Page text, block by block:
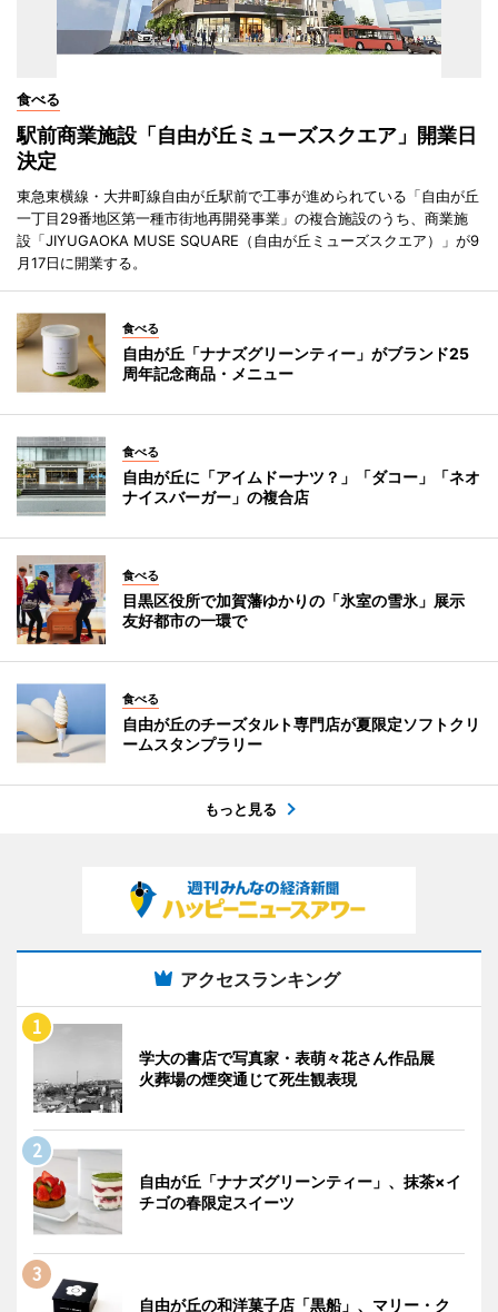
食べる
駅前商業施設「自由が丘ミューズスクエア」開業日
決定
東急東横線・大井町線自由が丘駅前で工事が進められている「自由が丘
一丁目29番地区第一種市街地再開発事業」の複合施設のうち、商業施
設「JIYUGAOKA MUSE SQUARE（自由が丘ミューズスクエア）」が9
月17日に開業する。
食べる
自由が丘「ナナズグリーンティー」がブランド25
周年記念商品・メニュー
食べる
自由が丘に「アイムドーナツ？」「ダコー」「ネオ
ナイスバーガー」の複合店
食べる
目黒区役所で加賀藩ゆかりの「氷室の雪氷」展示
友好都市の一環で
食べる
自由が丘のチーズタルト専門店が夏限定ソフトクリ
ームスタンプラリー
もっと見る
アクセスランキング
学大の書店で写真家・表萌々花さん作品展
火葬場の煙突通じて死生観表現
自由が丘「ナナズグリーンティー」、抹茶×イ
チゴの春限定スイーツ
自由が丘の和洋菓子店「黒船」、マリー・ク